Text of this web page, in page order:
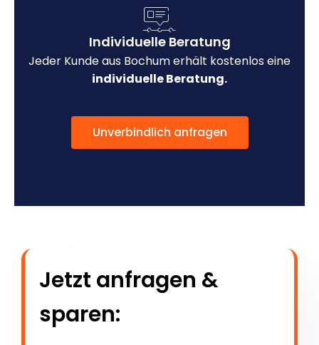
Individuelle Beratung
Jeder Kunde aus Bochum erhält kostenlos eine
individuelle Beratung.
Unverbindlich anfragen
Jetzt anfragen &
sparen: